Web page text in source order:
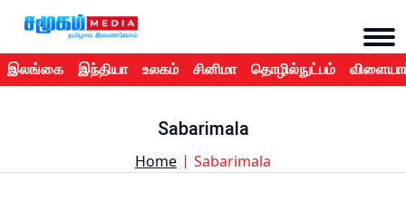
இலங்கை இந்தியா உலகம் சினிமா தொழில்நுட்பம்
Sabarimala
Home Sabarimala